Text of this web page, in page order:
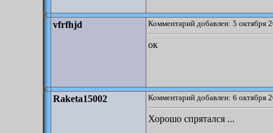
vfrfhjd Комментарий добавлен: 5 октября
ок
Raketa15002 Комментарий добавлен: 6 октября
Хорошо спрятался ...